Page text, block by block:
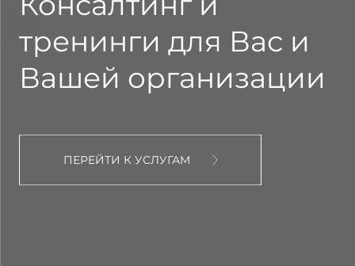
тренинги для Вас и
Вашей организации
ПЕРЕЙТИ К УСЛУГАМ